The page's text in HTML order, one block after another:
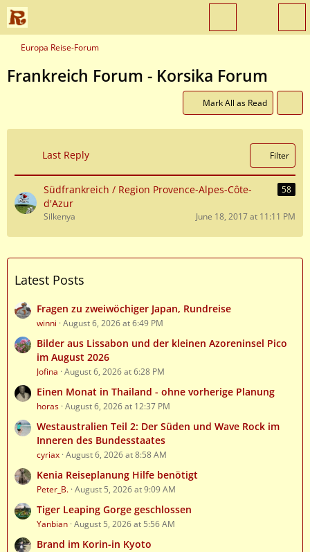
Europa Reise-Forum
Frankreich Forum - Korsika Forum
Mark All as Read
Last Reply Filter
Südfrankreich / Region Provence-Alpes-Côte-
d'Azur
58
Silkenya June 18, 2017 at 11:11 PM
Latest Posts
Fragen zu zweiwöchiger Japan, Rundreise
winni August 6, 2026 at 6:49 PM
Bilder aus Lissabon und der kleinen Azoreninsel Pico
im August 2026
Jofina August 6, 2026 at 6:28 PM
Einen Monat in Thailand - ohne vorherige Planung
horas August 6, 2026 at 12:37 PM
Westaustralien Teil 2: Der Süden und Wave Rock im
Inneren des Bundesstaates
cyriax August 6, 2026 at 8:58 AM
Kenia Reiseplanung Hilfe benötigt
Peter_B. August 5, 2026 at 9:09 AM
Tiger Leaping Gorge geschlossen
Yanbian August 5, 2026 at 5:56 AM
Brand im Korin-in Kyoto